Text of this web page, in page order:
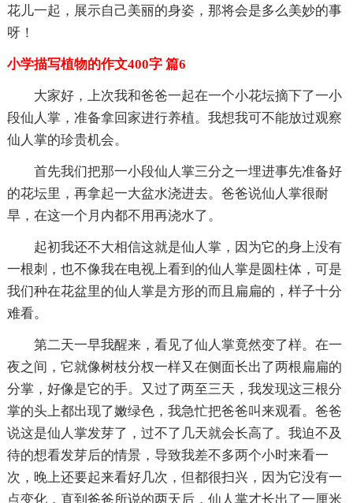
花儿一起，展示自己美丽的身姿，那将会是多么美妙的事
呀！
小学描写植物的作文400字 篇6
大家好，上次我和爸爸一起在一个小花坛摘下了一小
段仙人掌，准备拿回家进行养植。我想我可不能放过观察
仙人掌的珍贵机会。
首先我们把那一小段仙人掌三分之一埋进事先准备好
的花坛里，再拿起一大盆水浇进去。爸爸说仙人掌很耐
旱，在这一个月内都不用再浇水了。
起初我还不大相信这就是仙人掌，因为它的身上没有
一根刺，也不像我在电视上看到的仙人掌是圆柱体，可是
我们种在花盆里的仙人掌是方形的而且扁扁的，样子十分
难看。
第二天一早我醒来，看见了仙人掌竟然变了样。在一
夜之间，它就像树枝分杈一样又在侧面长出了两根扁扁的
分掌，好像是它的手。又过了两至三天，我发现这三根分
掌的头上都出现了嫩绿色，我急忙把爸爸叫来观看。爸爸
说这是仙人掌发芽了，过不了几天就会长高了。我迫不及
待的想看发芽后的情景，导致我差不多两个小时来看一
次，晚上还要起来看好几次，但都很扫兴，因为它没有一
点变化，直到爸爸所说的两天后，仙人掌才长出了一厘米